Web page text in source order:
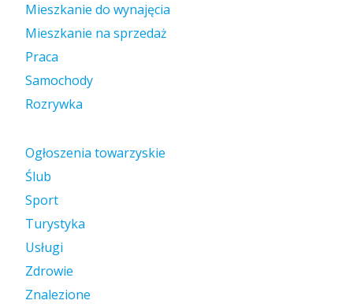
Mieszkanie do wynajęcia
Mieszkanie na sprzedaż
Praca
Samochody
Rozrywka
Ogłoszenia towarzyskie
Ślub
Sport
Turystyka
Usługi
Zdrowie
Znalezione